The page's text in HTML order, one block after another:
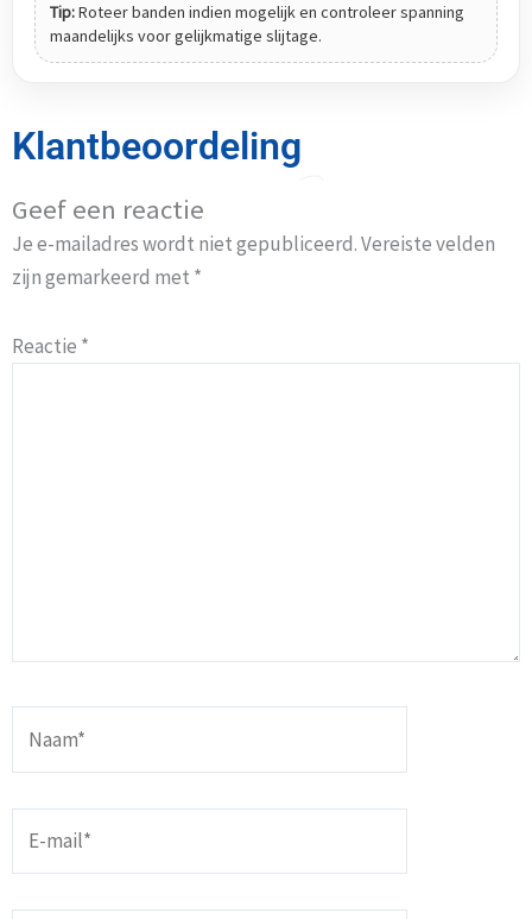
Tip:Roteer banden indien mogelijk en controleer spanning
maandelijks voor gelijkmatige slijtage.
Klantbeoordeling
Geef een reactie
Je e-mailadres wordt niet gepubliceerd.Vereiste velden
zijn gemarkeerd met *
Reactie *
mail*